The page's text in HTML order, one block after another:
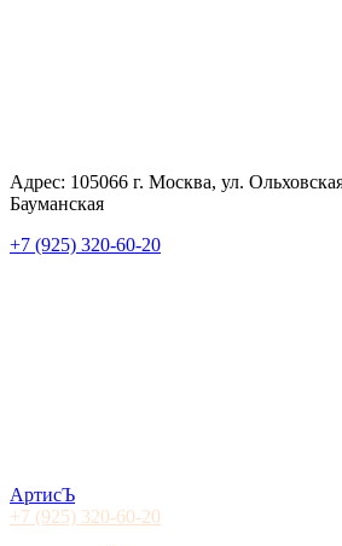
Адрес: 105066 г. Москва, ул.
Бауманская
+7 (925) 320-60-20
АртисЪ
+7 (925) 320-60-20